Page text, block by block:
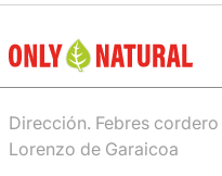
Dirección. Febres cordero
Lorenzo de Garaicoa